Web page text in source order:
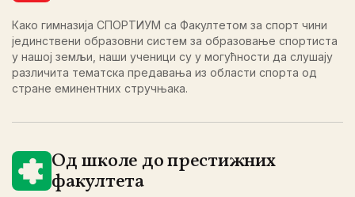
Како гимназија СПОРТИУМ са Факултетом за спорт чини
јединствени образовни систем за образовање спортиста
у нашој земљи, наши ученици су у могућности да слушају
различита тематска предавања из области спорта од
стране еминентних стручњака.
Од школе до престижних
факултета